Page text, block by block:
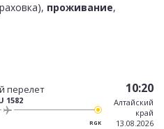
проживание,
перелет
1582
RGK
10:20
Алтайский
край
13.08.2026